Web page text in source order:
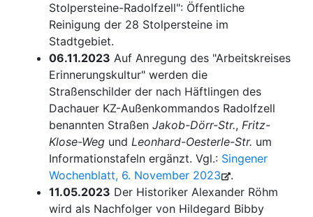
Stolpersteine-Radolfzell": Öffentliche
Reinigung der 28 Stolpersteine im
Stadtgebiet.
06.11.2023 Auf Anregung des "Arbeitskreises
Erinnerungskultur" werden die
Straßenschilder der nach Häftlingen des
Dachauer KZ-Außenkommandos Radolfzell
benannten Straßen Jakob-Dörr-Str., Fritz-
Klose-Weg und Leonhard-Oesterle-Str. um
Informationstafeln ergänzt. Vgl.: Singener
Wochenblatt, 6. November 2023
.
11.05.2023 Der Historiker Alexander Röhm
wird als Nachfolger von Hildegard Bibby